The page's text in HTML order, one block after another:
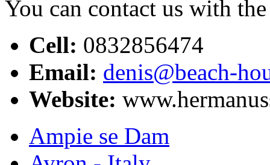
You can contact us with
Cell: 0832856474
Email: denis@beach-
Website:
Ampie se Dam